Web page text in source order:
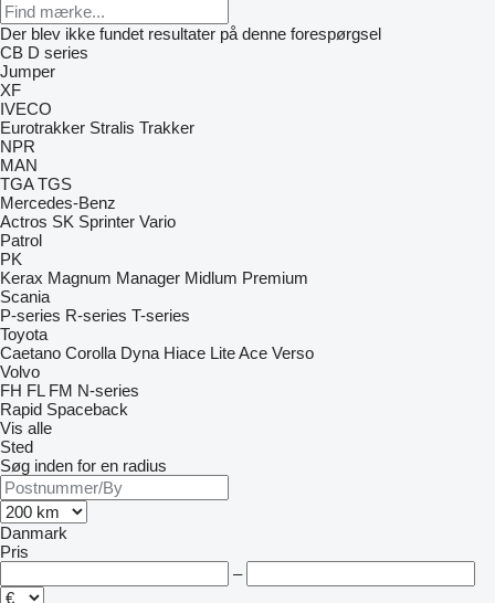
Der blev ikke fundet resultater på denne forespørgsel
CB D series
Jumper
XF
IVECO
Eurotrakker Stralis Trakker
NPR
MAN
TGA TGS
Mercedes-Benz
Actros SK Sprinter Vario
Patrol
PK
Kerax Magnum Manager Midlum Premium
Scania
P-series R-series T-series
Toyota
Caetano Corolla Dyna Hiace Lite Ace Verso
Volvo
FH FL FM N-series
Rapid Spaceback
Vis alle
Sted
Søg inden for en radius
Danmark
Pris
–